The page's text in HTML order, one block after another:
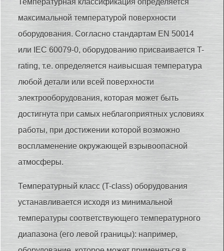
Температурная классификация определяется
максимальной температурой поверхности
оборудования. Согласно стандартам EN 50014
или IEC 60079-0, оборудованию присваивается T-
rating, т.е. определяется наивысшая температура
любой детали или всей поверхности
электрооборудования, которая может быть
достигнута при самых неблагоприятных условиях
работы, при достижении которой возможно
воспламенение окружающей взрывоопасной
атмосферы.
Температурный класс (T-class) оборудования
устанавливается исходя из минимальной
температуры соответствующего температурного
диапазона (его левой границы): например,